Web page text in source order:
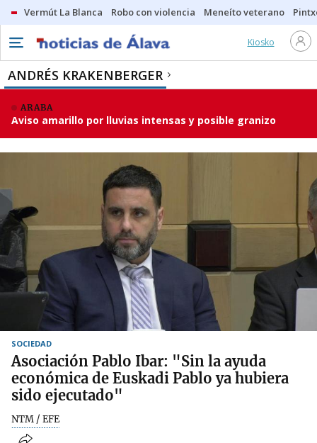
Vermút La Blanca Robo con violencia Meneíto veterano
Kiosko
ANDRÉS KRAKENBERGER
ARABA
Aviso amarillo por lluvias intensas y posible granizo
SOCIEDAD
Asociación Pablo Ibar: "Sin la ayuda
económica de Euskadi Pablo ya hubiera
sido ejecutado"
NTM / EFE